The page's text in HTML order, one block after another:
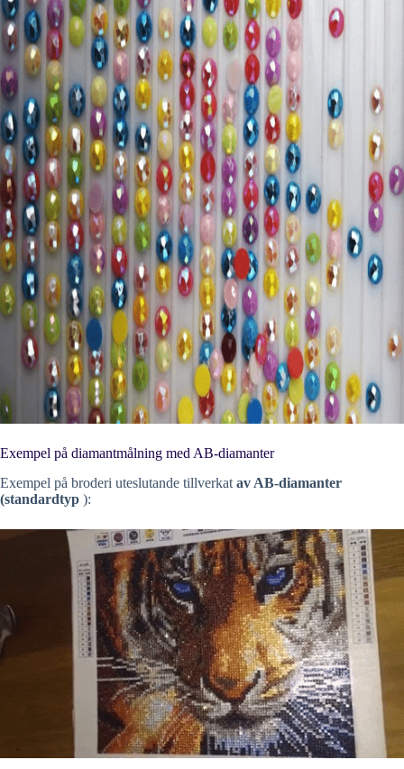
Exempel på diamantmålning med AB-diamanter
Exempel på broderi uteslutande tillverkat av AB-diamanter
(standardtyp ):